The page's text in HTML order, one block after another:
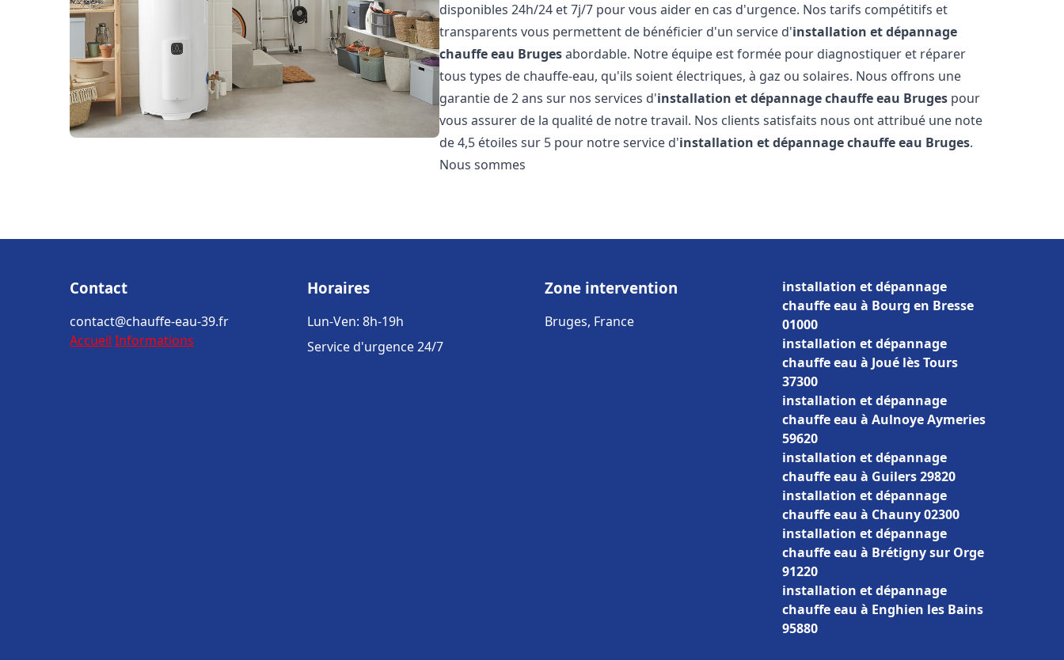
disponibles 24h/24 et 7j/7 pour vous aider en cas d'urgence. Nos tarifs compétitifs et
transparents vous permettent de bénéficier d'un service d'installation et dépannage
chauffe eau Brugesabordable. Notre équipe est formée pour diagnostiquer et réparer
tous types de chauffe-eau, qu'ils soient électriques, à gaz ou solaires. Nous offrons une
garantie de 2 ans sur nos services d'installation et dépannage chauffe eau Bruges pour
vous assurer de la qualité de notre travail. Nos clients satisfaits nous ont attribué une note
de 4,5 étoiles sur 5 pour notre service d'installation et dépannage chauffe eau Bruges.
Nous sommes
Contact
contact@chauffe-eau-39.fr
Accueil Informations
Horaires
Lun-Ven: 8h-19h
Service d'urgence 24/7
Zone intervention
Bruges, France
installation et dépannage
chauffe eau à Bourg en Bresse
01000
installation et dépannage
chauffe eau à Joué lès Tours
37300
installation et dépannage
chauffe eau à Aulnoye Aymeries
59620
installation et dépannage
chauffe eau à Guilers 29820
installation et dépannage
chauffe eau à Chauny 02300
installation et dépannage
chauffe eau à Brétigny sur Orge
91220
installation et dépannage
chauffe eau à Enghien les Bains
95880